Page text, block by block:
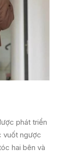
phát triển
vuốt ngược
hai bên và